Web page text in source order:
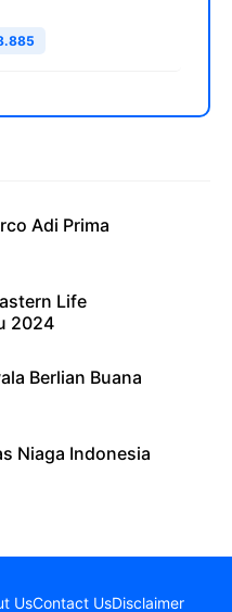
Adi Prima
Life
2024
Berlian Buana
Niaga Indonesia
UsContact UsDisclaimer